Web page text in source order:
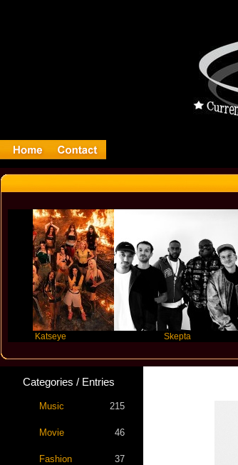
Categories / Entries
Music 215
Movie 46
Fashion 37